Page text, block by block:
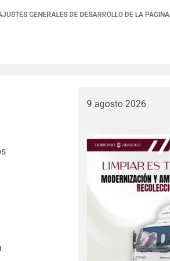
GENERALES DE DESARROLLO DE LA PAGINA
9 agosto 2026